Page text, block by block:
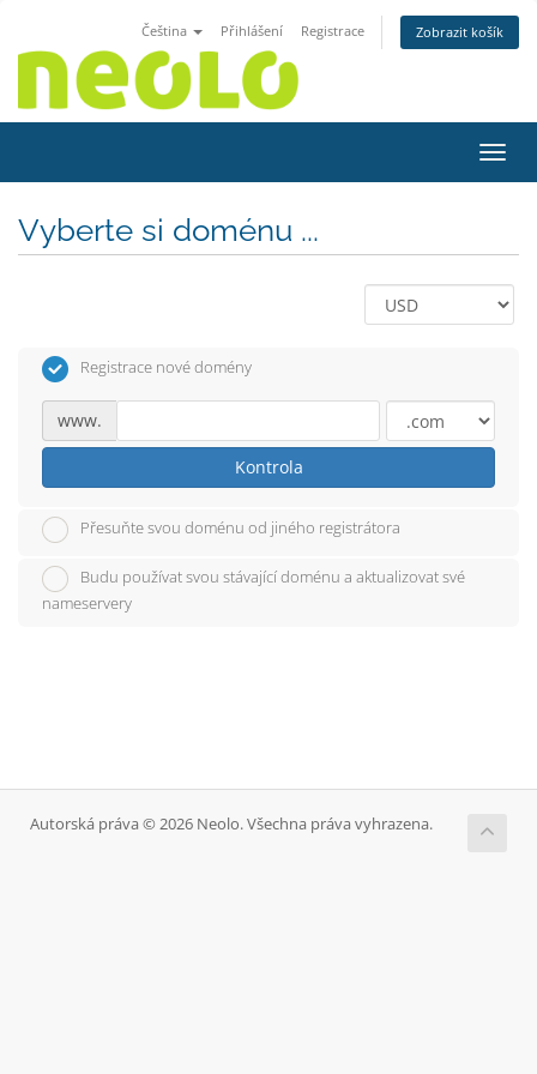
Čeština Přihlášení Registrace Zobrazit košík
Vyberte si doménu ...
Registrace nové domény
www.
Kontrola
Přesuňte svou doménu od jiného registrátora
Budu používat svou stávající doménu a aktualizovat své
nameservery
Autorská práva © 2026 Neolo. Všechna práva vyhrazena.